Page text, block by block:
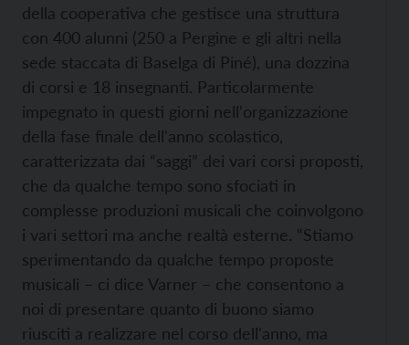
della cooperativa che gestisce una struttura
con 400 alunni (250 a Pergine e gli altri nella
sede staccata di Baselga di Piné), una dozzina
di corsi e 18 insegnanti. Particolarmente
impegnato in questi giorni nell'organizzazione
della fase finale dell'anno scolastico,
caratterizzata dai “saggi” dei vari corsi proposti,
che da qualche tempo sono sfociati in
complesse produzioni musicali che coinvolgono
i vari settori ma anche realtà esterne. “Stiamo
sperimentando da qualche tempo proposte
musicali – ci dice Varner – che consentono a
noi di presentare quanto di buono siamo
riusciti a realizzare nel corso dell'anno, ma